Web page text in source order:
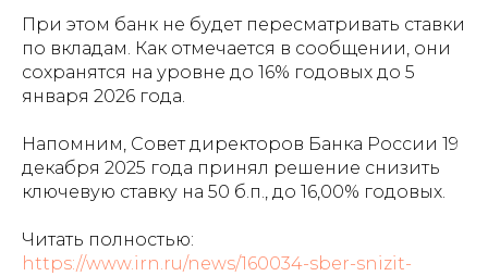
При этом банк не будет пересматривать ставки
по вкладам. Как отмечается в сообщении, они
сохранятся на уровне до 16% годовых до 5
января 2026 года.
Напомним, Совет директоров Банка России 19
декабря 2025 года принял решение снизить
ключевую ставку на 50 б.п., до 16,00% годовых.
Читать полностью:
https://www.irn.ru/news/160034-sber-snizit-